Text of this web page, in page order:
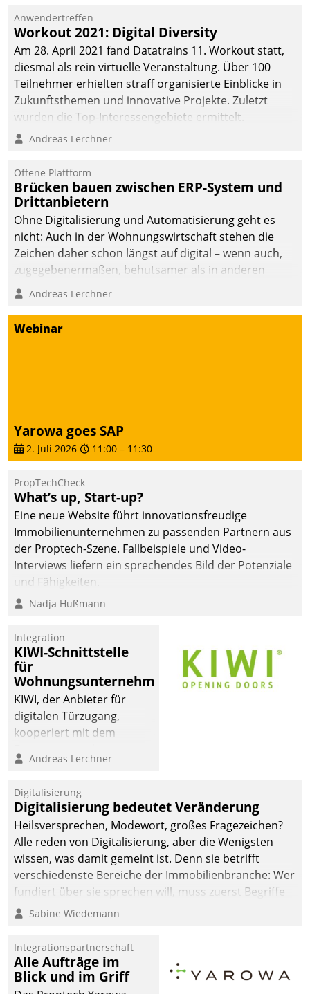
Cloud-Strategien und -
Lösungen mit hohem
Zukunftspotenzial.
Anwendertreffen
Workout 2021: Digital Diversity
Am 28. April 2021 fand Datatrains 11. Workout statt,
diesmal als rein virtuelle Veranstaltung. Über 100
Teilnehmer erhielten straff organisierte Einblicke in
Zukunftsthemen und innovative Projekte. Zuletzt
wurden die Top-Interessengebiete ermittelt.
Andreas Lerchner
Offene Plattform
Brücken bauen zwischen ERP-System und
Drittanbietern
Ohne Digitalisierung und Automatisierung geht es
nicht: Auch in der Wohnungswirtschaft stehen die
Zeichen daher schon längst auf digital – wenn auch,
zugegebenermaßen, behutsamer als in anderen
Branchen.
Andreas Lerchner
Webinar
Yarowa goes SAP
2. Juli 2026 11:00 – 11:30
PropTechCheck
What’s up, Start-up?
Eine neue Website führt innovationsfreudige
Immobilienunternehmen zu passenden Partnern aus
der Proptech-Szene. Fallbeispiele und Video-
Interviews liefern ein sprechendes Bild der Potenziale
und Fähigkeiten.
Nadja Hußmann
Integration
KIWI-Schnittstelle
für
Wohnungsunternehmen
KIWI, der Anbieter für
digitalen Türzugang,
kooperiert mit dem
Softwareentwicklungshaus
Andreas Lerchner
Digitalisierung
Digitalisierung bedeutet Veränderung
Heilsversprechen, Modewort, großes Fragezeichen?
Alle reden von Digitalisierung, aber die Wenigsten
wissen, was damit gemeint ist. Denn sie betrifft
verschiedenste Bereiche der Immobilienbranche: Wer
fundiert über sie sprechen will, muss zuerst Begriffe
klären. Ein Aspekt ist die betriebliche Optimierung:
Einsparungen durch optimierte und automatisierte
Prozesse. Doch man darf nicht zu viel erwarten: Allein
mit der Einführung einer neuen Software ist es nicht
Sabine Wiedemann
Integrationspartnerschaft
Alle Aufträge im
Blick und im Griff